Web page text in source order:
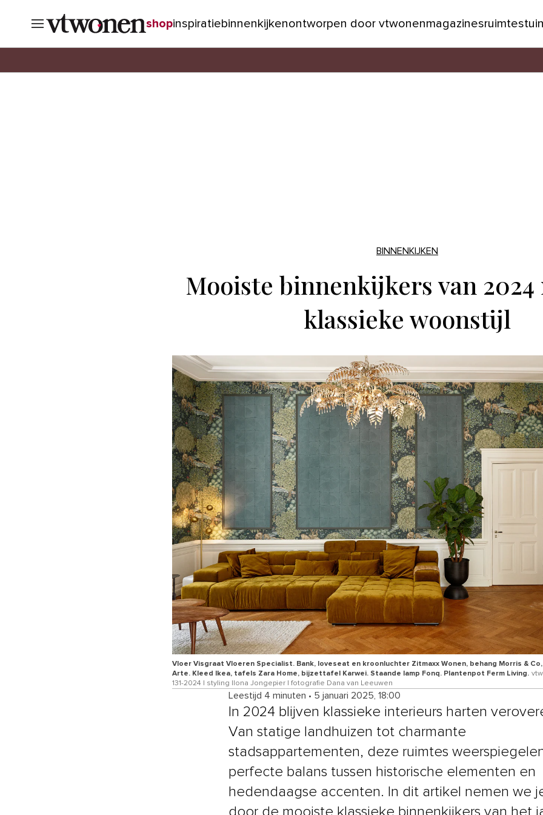
shopinspiratiebinnenkijkenontworpen door vtwonenmagazinesruimtes
BINNENKIJKEN
Mooiste binnenkijkers van 2024
klassieke woonstijl
Vloer Visgraat Vloeren Specialist. Bank, loveseat en kroonluchter Zitmaxx Wonen, behang Morris &
Arte. Kleed Ikea, tafels Zara Home, bijzettafel Karwei. Staande lamp Fonq. Plantenpot Ferm Living.
131-2024 | styling Ilona Jongepier | fotografie Dana van Leeuwen
Leestijd 4 minuten • 5 januari 2025, 18:00
In 2024 blijven klassieke interieurs harten
Van statige landhuizen tot charmante
stadsappartementen, deze ruimtes
perfecte balans tussen historische elementen en
hedendaagse accenten. In dit artikel nemen we
door de mooiste klassieke binnenkijkers van het